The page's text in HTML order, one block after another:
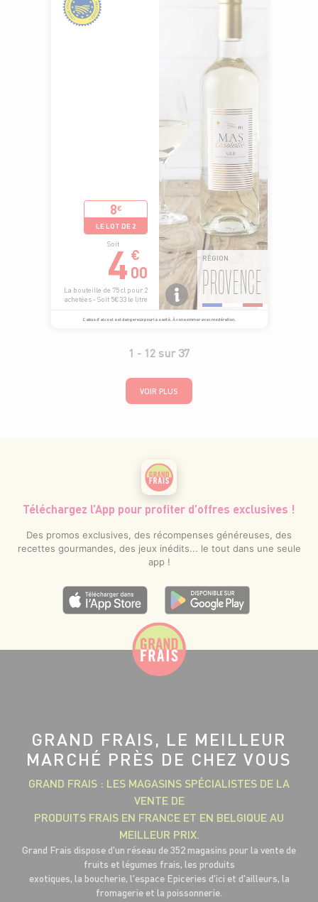
8€
LE LOT DE 2
Soit
4 €
00
La bouteille de 75 cl pour 2
achetées - Soit 5€33 le litre
RÉGION
PROVENCE
L’abus d’alcool est dangereux pour la santé. À consommer avec modération.
1 - 12sur37
VOIR PLUS
Téléchargez l’App pour profiter d’offres exclusives !
Des promos exclusives, des récompenses généreuses, des
recettes gourmandes, des jeux inédits... le tout dans une seule
app !
GRAND FRAIS, LE MEILLEUR
MARCHÉ PRÈS DE CHEZ VOUS
GRAND FRAIS : LES MAGASINS SPÉCIALISTES DE LA
VENTE DE
PRODUITS FRAIS EN FRANCE ET EN BELGIQUE AU
MEILLEUR PRIX.
Grand Frais dispose d'un réseau de 352 magasins pour la vente de
fruits et légumes frais, les produits
exotiques, la boucherie, l'espace Epiceries d'ici et d'ailleurs, la
fromagerie et la poissonnerie.